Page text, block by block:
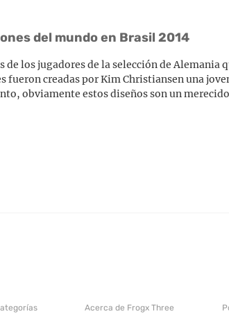
del mundo en Brasil 2014
los jugadores de la selección de Alemania
creadas por Kim Christiansen una
obviamente estos diseños son un
Acerca de Frogx Three